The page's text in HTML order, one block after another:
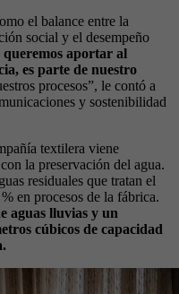
el balance entre la
social y el desempeño
aportar al
es parte de nuestro
procesos”, le contó a
y sostenibilidad
textilera viene
la preservación del agua.
residuales que tratan el
en procesos de la fábrica.
aguas lluvias y un
cúbicos de capacidad